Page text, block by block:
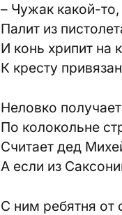
– Чужак какой-
Палит из
И конь хрипит на
К кресту
Неловко
По колокольне
Считает дед
А если из
С ним ребятня от